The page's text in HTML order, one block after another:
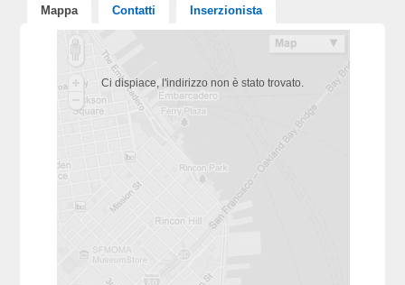
Mappa Contatti Inserzionista
Ci dispiace, l'indirizzo non è stato trovato.